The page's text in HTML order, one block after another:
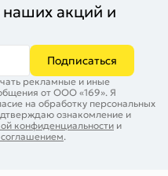
наших акций и
Подписаться
рекламные и иные
от ООО «169». Я
на обработку персональных
ознакомление и
конфиденциальности и
.